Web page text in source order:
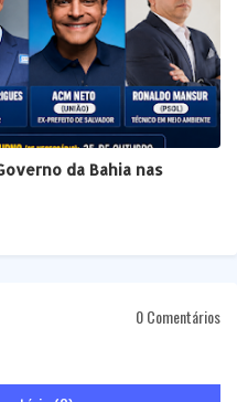
da Bahia nas
0 Comentários